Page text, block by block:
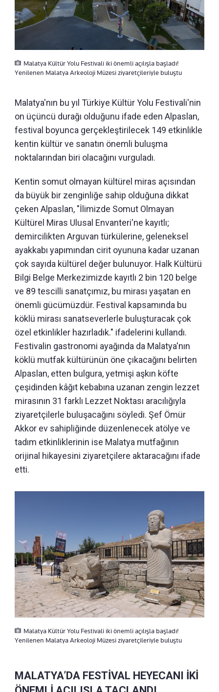
Malatya Kültür Yolu Festivali iki önemli açılışla başladı!
Yenilenen Malatya Arkeoloji Müzesi ziyaretçileriyle buluştu
Malatya'nın bu yıl Türkiye Kültür Yolu Festivali'nin
on üçüncü durağı olduğunu ifade eden Alpaslan,
festival boyunca gerçekleştirilecek 149 etkinlikle
kentin kültür ve sanatın önemli buluşma
noktalarından biri olacağını vurguladı.
Kentin somut olmayan kültürel miras açısından
da büyük bir zenginliğe sahip olduğuna dikkat
çeken Alpaslan, "İlimizde Somut Olmayan
Kültürel Miras Ulusal Envanteri'ne kayıtlı;
demircilikten Arguvan türkülerine, geleneksel
ayakkabı yapımından cirit oyununa kadar uzanan
çok sayıda kültürel değer bulunuyor. Halk Kültürü
Bilgi Belge Merkezimizde kayıtlı 2 bin 120 belge
ve 89 tescilli sanatçımız, bu mirası yaşatan en
önemli gücümüzdür. Festival kapsamında bu
köklü mirası sanatseverlerle buluşturacak çok
özel etkinlikler hazırladık." ifadelerini kullandı.
Festivalin gastronomi ayağında da Malatya'nın
köklü mutfak kültürünün öne çıkacağını belirten
Alpaslan, etten bulgura, yetmişi aşkın köfte
çeşidinden kâğıt kebabına uzanan zengin lezzet
mirasının 31 farklı Lezzet Noktası aracılığıyla
ziyaretçilerle buluşacağını söyledi. Şef Ömür
Akkor ev sahipliğinde düzenlenecek atölye ve
tadım etkinliklerinin ise Malatya mutfağının
orijinal hikayesini ziyaretçilere aktaracağını ifade
etti.
Malatya Kültür Yolu Festivali iki önemli açılışla başladı!
Yenilenen Malatya Arkeoloji Müzesi ziyaretçileriyle buluştu
MALATYA’DA FESTİVAL HEYECANI İKİ